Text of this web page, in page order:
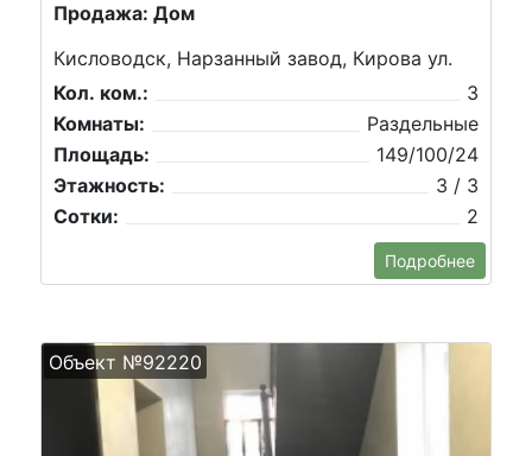
Продажа: Дом
Кисловодск, Нарзанный завод, Кирова ул.
Кол. ком.:
3
Комнаты:
Раздельные
Площадь:
149/100/24
Этажность:
3 / 3
Сотки:
2
Подробнее
Объект №92220